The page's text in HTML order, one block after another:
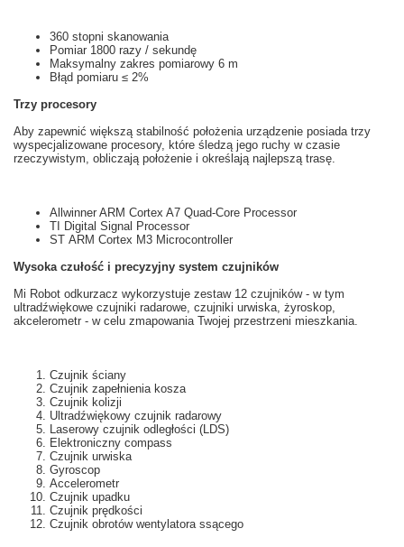
360 stopni skanowania
Pomiar 1800 razy / sekundę
Maksymalny zakres pomiarowy 6 m
Błąd pomiaru ≤ 2%
Trzy procesory
Aby zapewnić większą stabilność położeniaurządzenie posiada trzy
wyspecjalizowane prоcesory, które śledzą jego ruchy w czasie
rzeczywistym, obliczają położenie i określają najlepszą trasę.
Allwinner ARM Cortex A7 Quad-Core Processor
TI Digital Signal Processor
ST ARM Cortex M3 Microcontroller
Wysoka czułość i precyzyjny system czujników
Mi Robot odkurzacz wykorzystuje zestaw 12 czujników - w tym
ultradźwiękowe czujniki radarowe, czujniki urwiska, żyroskop,
akcelerometr - w celu zmapowania Twojej przestrzeni mieszkania.
Czujnik ściany
Czujnik zapełnienia kosza
Czujnik kolizji
Ultradźwiękowy czujnik radarowy
Laserowy czujnik odległości (LDS)
Elektroniczny compass
Czujnik urwiska
Gyroscop
Accelerometr
Czujnik upadku
Czujnik prędkości
Czujnik obrotów wentylatora ssącego